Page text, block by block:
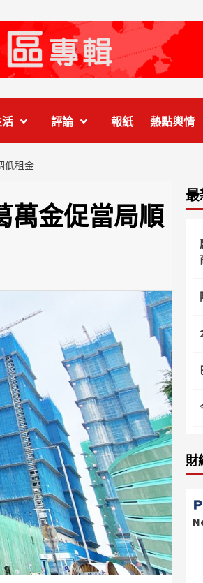
活 評論 報紙 熱點輿情
低租金
萬金促當局順
最
財